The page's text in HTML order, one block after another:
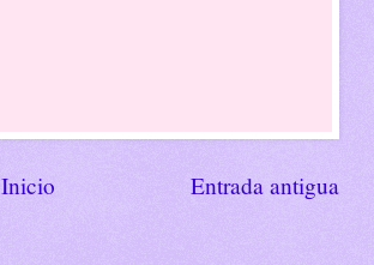
Entrada antigua
Inicio